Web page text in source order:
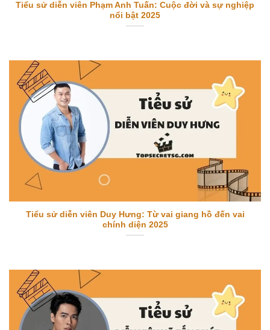
Tiểu sử diễn viên Phạm Anh Tuấn: Cuộc đời và sự nghiệp
nổi bật 2025
Tiểu sử diễn viên Duy Hưng: Từ vai giang hồ đến vai
chính diện 2025